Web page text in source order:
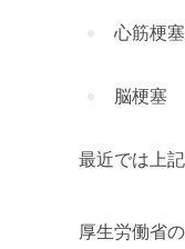
心筋梗塞
脳梗塞
最近では上
厚生労働省